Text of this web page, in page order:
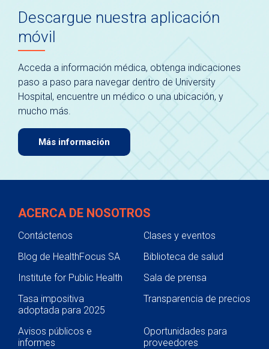
Descargue nuestra aplicación
móvil
Acceda a información médica, obtenga indicaciones
paso a paso para navegar dentro de University
Hospital, encuentre un médico o una ubicación, y
mucho más.
Más información
ACERCA DE NOSOTROS
Contáctenos
Clases y eventos
Blog de HealthFocus SA
Biblioteca de salud
Institute for Public Health
Sala de prensa
Tasa impositiva
adoptada para 2025
Transparencia de precios
Avisos públicos e
informes
Oportunidades para
proveedores